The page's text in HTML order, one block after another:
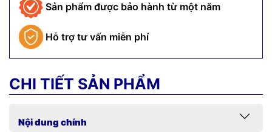
Sản phẩm được bảo hành từ một năm
Hỗ trợ tư vấn miễn phí
CHI TIẾT SẢN PHẨM
Nội dung chính